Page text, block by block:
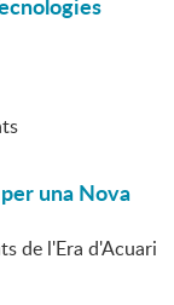
una Nova
de l'Era d'Acuari